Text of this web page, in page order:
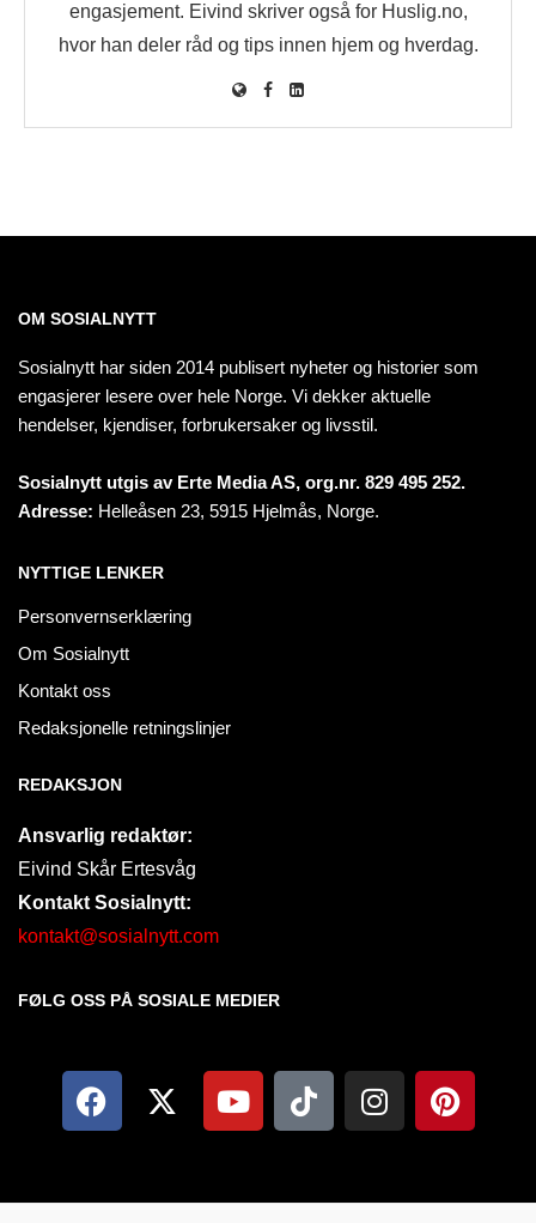
engasjement. Eivind skriver også for Huslig.no,
hvor han deler råd og tips innen hjem og hverdag.
OM SOSIALNYTT
Sosialnytt har siden 2014 publisert nyheter og historier som
engasjerer lesere over hele Norge. Vi dekker aktuelle
hendelser, kjendiser, forbrukersaker og livsstil.
Sosialnytt utgis av Erte Media AS, org.nr. 829 495 252.
Adresse: Helleåsen 23, 5915 Hjelmås, Norge.
NYTTIGE LENKER
Personvernserklæring
Om Sosialnytt
Kontakt oss
Redaksjonelle retningslinjer
REDAKSJON
Ansvarlig redaktør:
Eivind Skår Ertesvåg
Kontakt Sosialnytt:
kontakt@sosialnytt.com
FØLG OSS PÅ SOSIALE MEDIER​